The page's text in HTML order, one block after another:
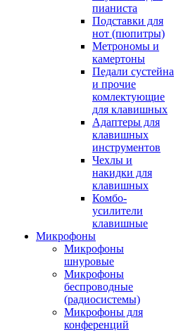
пианиста
Подставки для
нот (пюпитры)
Метрономы и
камертоны
Педали сустейна
и прочие
комлектующие
для клавишных
Адаптеры для
клавишных
инструментов
Чехлы и
накидки для
клавишных
Комбо-
усилители
клавишные
Микрофоны
Микрофоны
шнуровые
Микрофоны
беспроводные
(радиосистемы)
Микрофоны для
конференций